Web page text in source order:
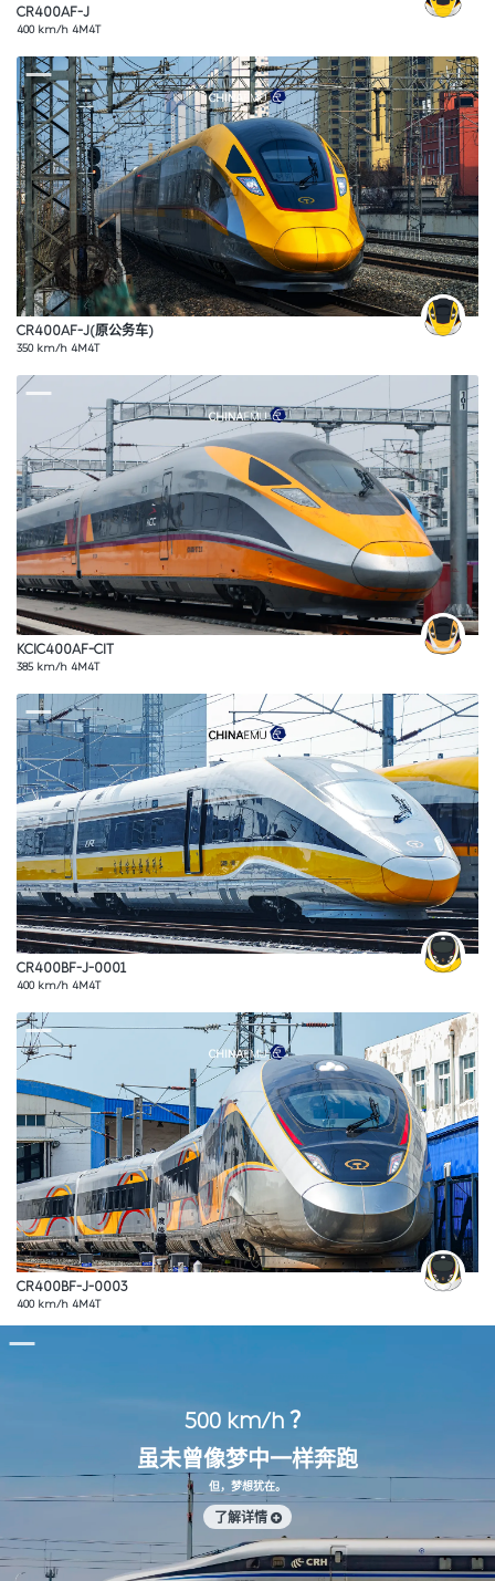
CR400AF-J
400 km/h 4M4T
CR400AF-J(原公务车)
350 km/h 4M4T
KCIC400AF-CIT
385 km/h 4M4T
CR400BF-J-0001
400 km/h 4M4T
CR400BF-J-0003
400 km/h 4M4T
500 km/h ？
虽未曾像梦中一样奔跑
但，梦想犹在。
了解详情